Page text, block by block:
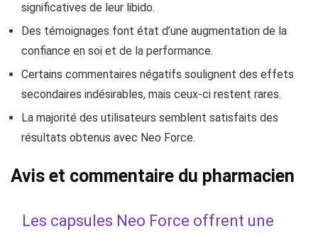
significatives de leur libido.
Des témoignages font état d’une augmentation de la
confiance en soi et de la performance.
Certains commentaires négatifs soulignent des effets
secondaires indésirables, mais ceux-ci restent rares.
La majorité des utilisateurs semblent satisfaits des
résultats obtenus avec Neo Force.
Avis et commentaire du pharmacien
Les capsules Neo Force offrent une